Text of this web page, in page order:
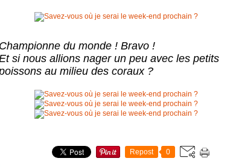
Championne du monde ! Bravo !
si nous allions nager un peu avec les petits
au milieu des coraux ?
Repost 0